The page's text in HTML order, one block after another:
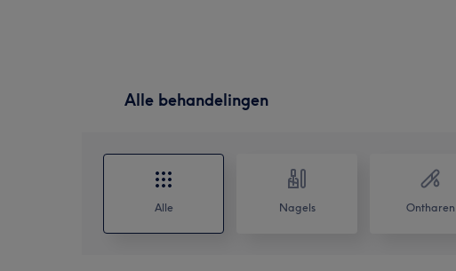
Alle behandelingen
Alle Nagels Ontharen